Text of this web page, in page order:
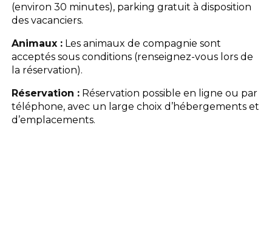
(environ 30 minutes), parking gratuit à disposition
des vacanciers.
Animaux : Les animaux de compagnie sont
acceptés sous conditions (renseignez-vous lors de
la réservation).
Réservation : Réservation possible en ligne ou par
téléphone, avec un large choix d’hébergements et
d’emplacements.